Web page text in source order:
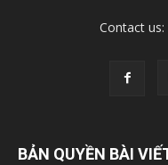
Contact us:
BẢN QUYỀN BÀI